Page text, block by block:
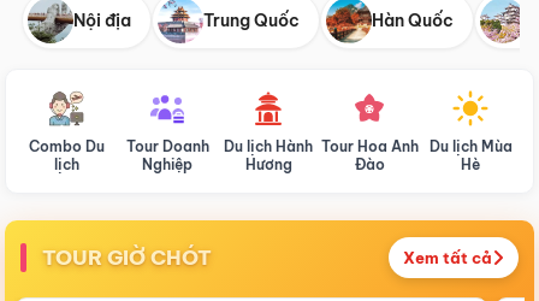
Nội địa Trung Quốc Hàn Quốc
Combo Du
lịch
Tour Doanh
Nghiệp
Du lịch Hành
Hương
Tour Hoa Anh
Đào
Du lịch Mùa
Hè
TOUR GIỜ CHÓT Xem tất cả
Điểm nổi bật